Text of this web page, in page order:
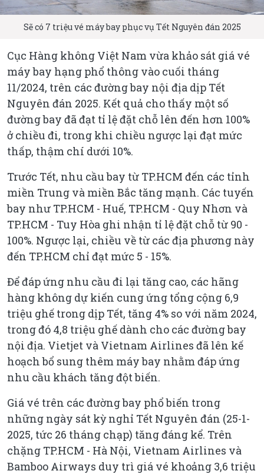
Sẽ có 7 triệu vé máy bay phục vụ Tết Nguyên đán 2025
Cục Hàng không Việt Nam vừa khảo sát giá vé
máy bay hạng phổ thông vào cuối tháng
11/2024, trên các đường bay nội địa dịp Tết
Nguyên đán 2025. Kết quả cho thấy một số
đường bay đã đạt tỉ lệ đặt chỗ lên đến hơn 100%
ở chiều đi, trong khi chiều ngược lại đạt mức
thấp, thậm chí dưới 10%.
Trước Tết, nhu cầu bay từ TP.HCM đến các tỉnh
miền Trung và miền Bắc tăng mạnh. Các tuyến
bay như TP.HCM - Huế, TP.HCM - Quy Nhơn và
TP.HCM - Tuy Hòa ghi nhận tỉ lệ đặt chỗ từ 90 -
100%. Ngược lại, chiều về từ các địa phương này
đến TP.HCM chỉ đạt mức 5 - 15%.
Để đáp ứng nhu cầu đi lại tăng cao, các hãng
hàng không dự kiến cung ứng tổng cộng 6,9
triệu ghế trong dịp Tết, tăng 4% so với năm 2024,
trong đó 4,8 triệu ghế dành cho các đường bay
nội địa. Vietjet và Vietnam Airlines đã lên kế
hoạch bổ sung thêm máy bay nhằm đáp ứng
nhu cầu khách tăng đột biến.
Giá vé trên các đường bay phổ biến trong
những ngày sát kỳ nghỉ Tết Nguyên đán (25-1-
2025, tức 26 tháng chạp) tăng đáng kể. Trên
chặng TP.HCM - Hà Nội, Vietnam Airlines và
Bamboo Airways duy trì giá vé khoảng 3,6 triệu